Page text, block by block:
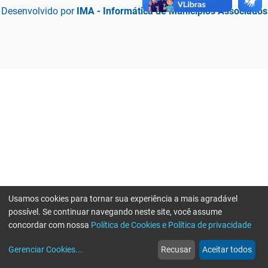
Desenvolvido por IMA - Informática de Municípios Associados
web
Notícias
more_horiz
Mais
Usamos cookies para tornar sua experiência a mais agradável
possível. Se continuar navegando neste site, você assume
concordar com nossa Política de Cookies e Política de privacidade
Gerenciar Cookies... Recusar Aceitar todos
Erro ao enviar informações, por favor tente novamente